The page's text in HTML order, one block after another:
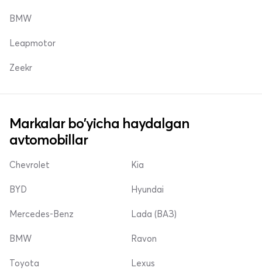
BMW
Leapmotor
Zeekr
Markalar bo'yicha haydalgan
avtomobillar
Chevrolet
BYD
Mercedes-Benz
Kia
Hyundai
Lada (ВАЗ)
BMW
Toyota
Ravon
Lexus